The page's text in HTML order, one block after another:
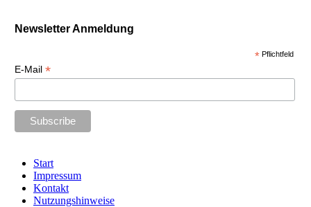
Newsletter Anmeldung
* Pflichtfeld
E-Mail *
Start
Impressum
Kontakt
Nutzungshinweise